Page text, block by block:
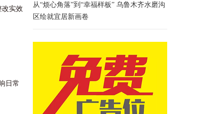
实效
日常
从“烦心角落”到“幸福样板” 乌鲁木齐水磨沟
区绘就宜居新画卷